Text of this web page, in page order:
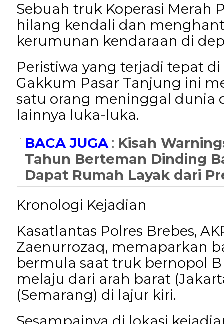
Sebuah truk Koperasi Merah
hilang kendali dan
kerumunan kendaraan di
Peristiwa yang terjadi tepat
Gakkum Pasar Tanjung ini
satu orang meninggal dunia
lainnya luka-luka.
BACA JUGA: Kisah
Tahun Berteman Dinding
Dapat Rumah Layak dari
Kronologi Kejadian
Kasatlantas Polres Brebes,
Zaenurrozaq, memaparkan
bermula saat truk bernopol B
melaju dari arah barat
(Semarang) di lajur kiri.
Sesampainya di lokasi